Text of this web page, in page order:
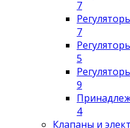
7
7
5
9
4
Клапаны и